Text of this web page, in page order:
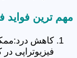
مهم ترین
کاهش
فیزیوتراپی